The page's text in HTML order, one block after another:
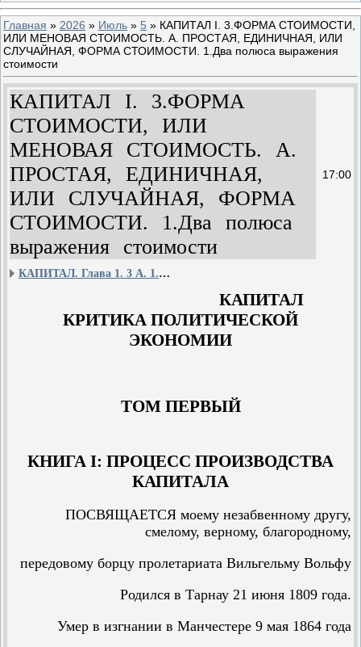
Главная » 2026 » Июль » 5 » КАПИТАЛ I. 3.ФОРМА СТОИМОСТИ,
ИЛИ МЕНОВАЯ СТОИМОСТЬ. А. ПРОСТАЯ, ЕДИНИЧНАЯ, ИЛИ
СЛУЧАЙНАЯ, ФОРМА СТОИМОСТИ. 1.Два полюса выражения
стоимости
КАПИТАЛ I. 3.ФОРМА
СТОИМОСТИ, ИЛИ
МЕНОВАЯ СТОИМОСТЬ. А.
ПРОСТАЯ, ЕДИНИЧНАЯ,
ИЛИ СЛУЧАЙНАЯ, ФОРМА
СТОИМОСТИ. 1.Два полюса
выражения стоимости
17:00
КАПИТАЛ. Глава 1. 3 А. 1. Два полюса выражения стоимости относительная форма стоимости и эквивалентная форма
КАПИТАЛ
КРИТИКА ПОЛИТИЧЕСКОЙ
ЭКОНОМИИ
ТОМ ПЕРВЫЙ
КНИГА I: ПРОЦЕСС ПРОИЗВОДСТВА
КАПИТАЛА
ПОСВЯЩАЕТСЯ моему незабвенному другу,
смелому, верному, благородному,
передовому борцу пролетариата Вильгельму Вольфу
Родился в Тарнау 21 июня 1809 года.
Умер в изгнании в Манчестере 9 мая 1864 года